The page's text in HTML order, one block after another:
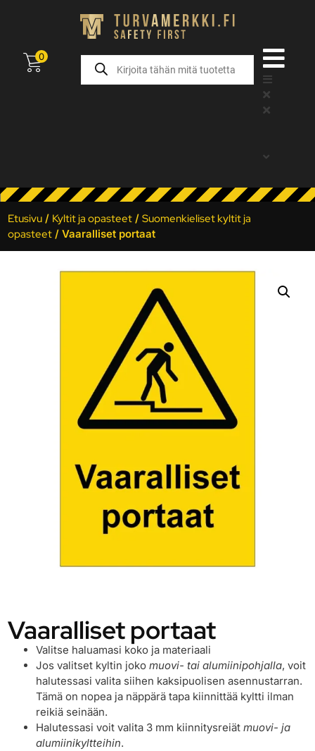
0
Etusivu / Kyltit ja opasteet /Suomenkieliset kyltit ja
opasteet / Vaaralliset portaat
Vaaralliset portaat
Valitse haluamasi koko ja materiaali
Jos valitset kyltin jokomuovi- tai alumiinipohjalla, voit
halutessasi valita siihen kaksipuolisen asennustarran.
Tämä on nopea ja näppärä tapa kiinnittää kyltti ilman
reikiä seinään.
Halutessasi voit valita 3 mm kiinnitysreiätmuovi- ja
alumiinikyltteihin.